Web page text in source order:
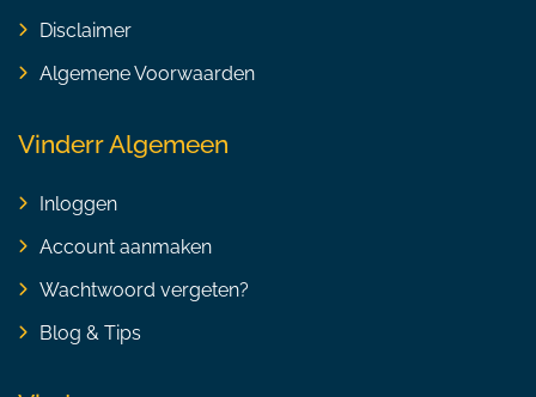
Disclaimer
Algemene Voorwaarden
Vinderr Algemeen
Inloggen
Account aanmaken
Wachtwoord vergeten?
Blog & Tips